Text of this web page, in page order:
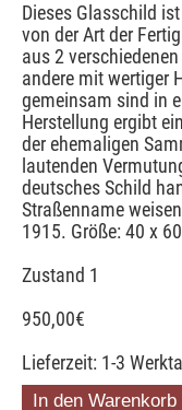
Dieses Glasschild
von der Art der
aus 2
andere mit wertiger
gemeinsam sind in
Herstellung ergibt
der ehemaligen
lautenden
deutsches Schild
Straßenname
1915. Größe: 40 x
Zustand 1
950,00€
Lieferzeit: 1-3